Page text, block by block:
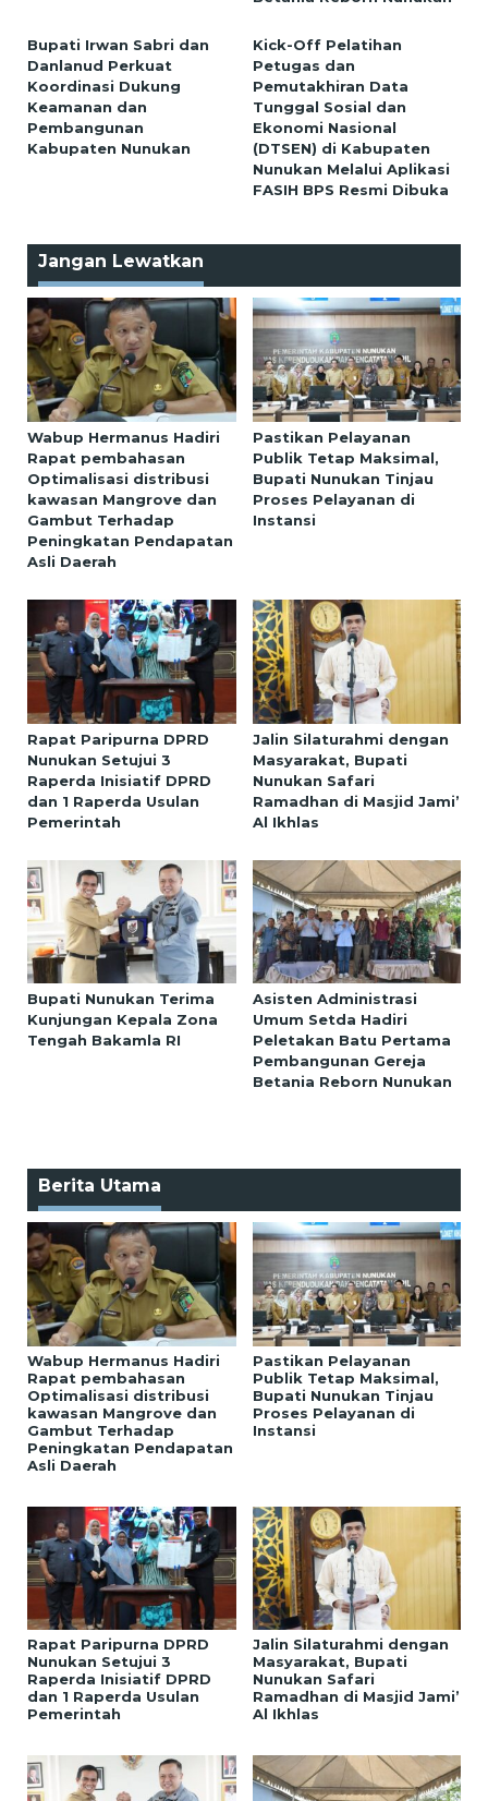
Bupati Irwan Sabri dan
Danlanud Perkuat
Koordinasi Dukung
Keamanan dan
Pembangunan
Kabupaten Nunukan
Kick-Off Pelatihan
Petugas dan
Pemutakhiran Data
Tunggal Sosial dan
Ekonomi Nasional
(DTSEN) di Kabupaten
Nunukan Melalui Aplikasi
FASIH BPS Resmi Dibuka
Jangan Lewatkan
Wabup Hermanus Hadiri
Rapat pembahasan
Optimalisasi distribusi
kawasan Mangrove dan
Gambut Terhadap
Peningkatan Pendapatan
Asli Daerah
Pastikan Pelayanan
Publik Tetap Maksimal,
Bupati Nunukan Tinjau
Proses Pelayanan di
Instansi
Rapat Paripurna DPRD
Nunukan Setujui 3
Raperda Inisiatif DPRD
dan 1 Raperda Usulan
Pemerintah
Jalin Silaturahmi dengan
Masyarakat, Bupati
Nunukan Safari
Ramadhan di Masjid Jami’
Al Ikhlas
Bupati Nunukan Terima
Kunjungan Kepala Zona
Tengah Bakamla RI
Asisten Administrasi
Umum Setda Hadiri
Peletakan Batu Pertama
Pembangunan Gereja
Betania Reborn Nunukan
Berita Utama
Wabup Hermanus Hadiri
Rapat pembahasan
Optimalisasi distribusi
kawasan Mangrove dan
Gambut Terhadap
Peningkatan Pendapatan
Asli Daerah
Pastikan Pelayanan
Publik Tetap Maksimal,
Bupati Nunukan Tinjau
Proses Pelayanan di
Instansi
Rapat Paripurna DPRD
Nunukan Setujui 3
Raperda Inisiatif DPRD
dan 1 Raperda Usulan
Pemerintah
Jalin Silaturahmi dengan
Masyarakat, Bupati
Nunukan Safari
Ramadhan di Masjid Jami’
Al Ikhlas